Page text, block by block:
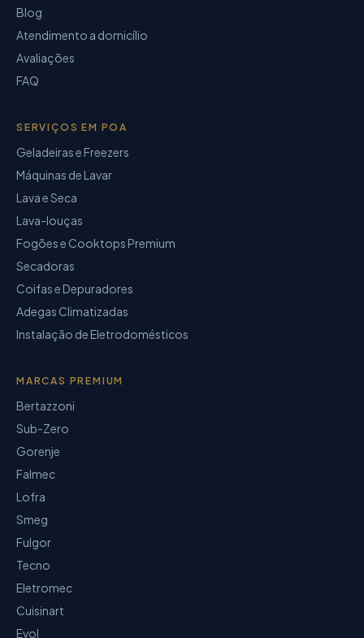
Blog
Atendimento a domicílio
Avaliações
FAQ
SERVIÇOS EM POA
Geladeiras e Freezers
Máquinas de Lavar
Lava e Seca
Lava-louças
Fogões e Cooktops Premium
Secadoras
Coifas e Depuradores
Adegas Climatizadas
Instalação de Eletrodomésticos
MARCAS PREMIUM
Bertazzoni
Sub-Zero
Gorenje
Falmec
Lofra
Smeg
Fulgor
Tecno
Eletromec
Cuisinart
Evol